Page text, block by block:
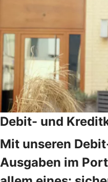
Debit- und
Mit unseren
Ausgaben im